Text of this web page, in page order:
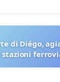
di Diégo,
stazioni